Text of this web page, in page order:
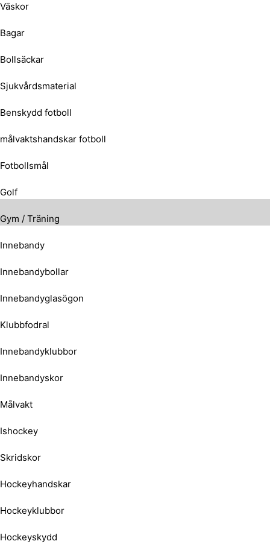
Väskor
Bagar
Bollsäckar
Sjukvårdsmaterial
Benskydd fotboll
målvaktshandskar fotboll
Fotbollsmål
Golf
Gym / Träning
Innebandy
Innebandybollar
Innebandyglasögon
Klubbfodral
Innebandyklubbor
Innebandyskor
Målvakt
Ishockey
Skridskor
Hockeyhandskar
Hockeyklubbor
Hockeyskydd